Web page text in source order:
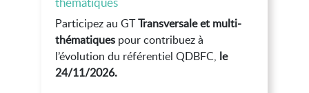
Participez au GTTransversale et multi-
thématiques pour contribuez à
l’évolution du référentiel QDBFC, le
24/11/2026.